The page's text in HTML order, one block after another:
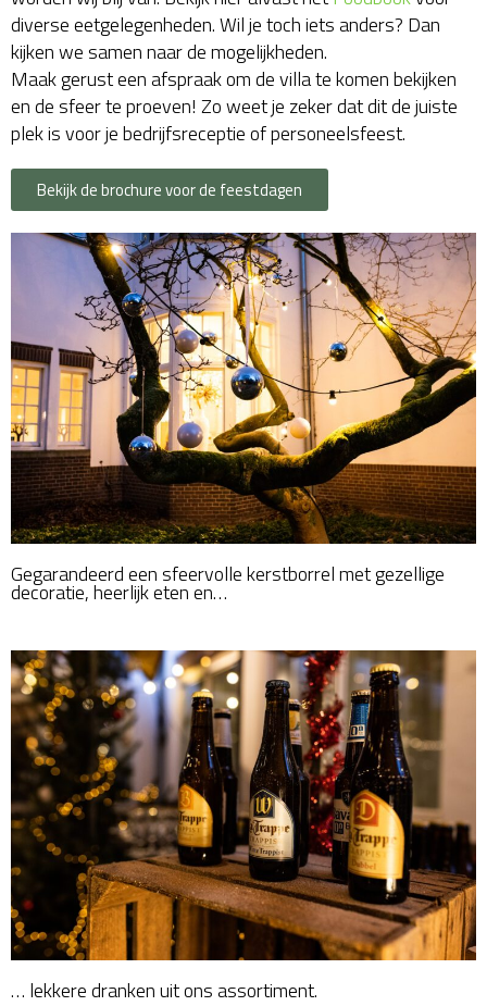
diverse eetgelegenheden. Wil je toch iets anders? Dan
kijken we samen naar de mogelijkheden.
Maak gerust een afspraak om de villa te komen bekijken
en de sfeer te proeven! Zo weet je zeker dat dit de juiste
plek is voor je bedrijfsreceptie of personeelsfeest.
Bekijk de brochure voor de feestdagen
Gegarandeerd een sfeervolle kerstborrel met gezellige
decoratie, heerlijk eten en…
… lekkere dranken uit ons assortiment.